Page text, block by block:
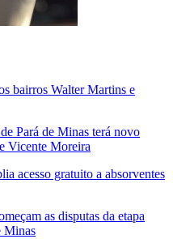
bairros Walter Martins e
Pará de Minas terá novo
Vicente Moreira
acesso gratuito a absorventes
as disputas da etapa
Minas